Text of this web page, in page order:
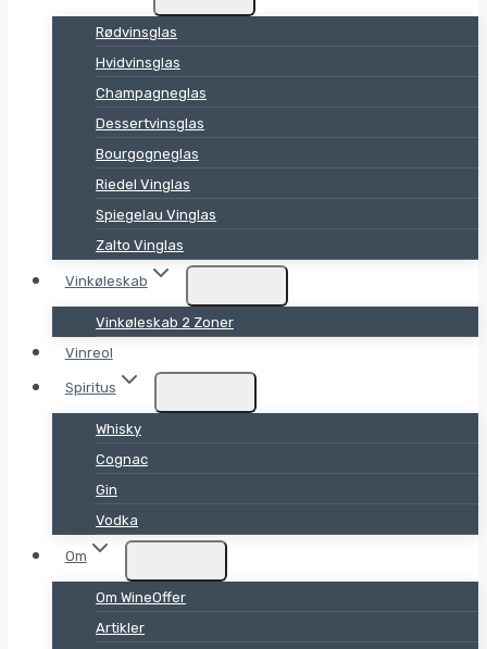
Rødvinsglas
Hvidvinsglas
Champagneglas
Dessertvinsglas
Bourgogneglas
Riedel Vinglas
Spiegelau Vinglas
Zalto Vinglas
Vinkøleskab
Vinkøleskab 2 Zoner
Vinreol
Spiritus
Whisky
Cognac
Gin
Vodka
Om
Om WineOffer
Artikler